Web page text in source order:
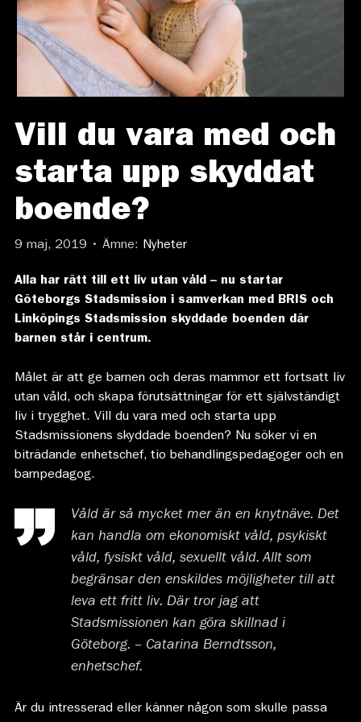
Vill du vara med och
starta upp skyddat
boende?
9 maj, 2019 • Ämne: Nyheter
Alla har rätt till ett liv utan våld – nu startar
Göteborgs Stadsmission i samverkan med BRIS och
Linköpings Stadsmission skyddade boenden där
barnen står i centrum.
Målet är att ge barnen och deras mammor ett fortsatt liv
utan våld, och skapa förutsättningar för ett självständigt
liv i trygghet. Vill du vara med och starta upp
Stadsmissionens skyddade boenden? Nu söker vi en
biträdande enhetschef, tio behandlingspedagoger och en
barnpedagog.
Våld är så mycket mer än en knytnäve. Det
kan handla om ekonomiskt våld, psykiskt
våld, fysiskt våld, sexuellt våld. Allt som
begränsar den enskildes möjligheter till att
leva ett fritt liv. Där tror jag att
Stadsmissionen kan göra skillnad i
Göteborg. – Catarina Berndtsson,
enhetschef.
Är du intresserad eller känner någon som skulle passa